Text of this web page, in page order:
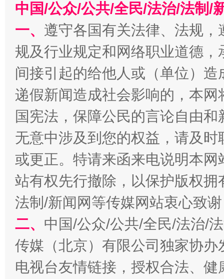
千年窑火 生生不息 一
揭开“小金库”的免责幌子
中国/公众/公共/全民/法治/法制/
一、 遵守各国有关法律、法规
规及行业规定和网络职业道德
间接引起的给他人或（单位）
递假新闻造成社会影响的，本
国宪法，保障公民的言论自由
无意中涉及到您的权益，请及
或更正。特请来函来电说明本
站有权先行撤除，以保护版权
法制/新闻网等传媒网站衷心致
二、 中国/公众/公共/全民/法治/
传媒（北京）有限公司独家协
电视台友情链接，授权合法、